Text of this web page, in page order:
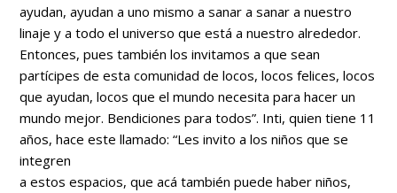
ayudan, ayudan a uno mismo a sanar a sanar a nuestro
linaje y a todo el universo que está a nuestro alrededor.
Entonces, pues también los invitamos a que sean
partícipes de esta comunidad de locos, locos felices, locos
que ayudan, locos que el mundo necesita para hacer un
mundo mejor. Bendiciones para todos”. Inti, quien tiene 11
años, hace este llamado: “Les invito a los niños que se
integren
a estos espacios, que acá también puede haber niños,